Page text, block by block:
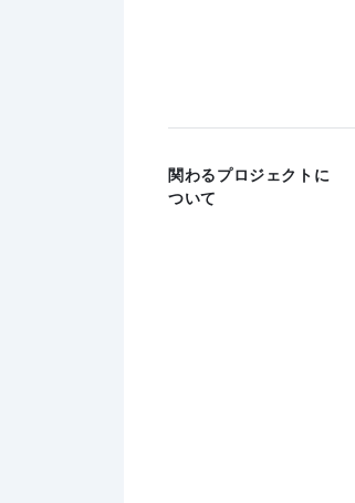
関わるプロジェクトに
ついて